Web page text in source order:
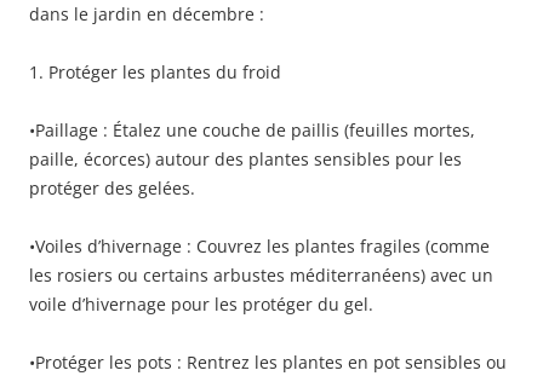
dans le jardin en décembre :
1. Protéger les plantes du froid
•Paillage : Étalez une couche de paillis (feuilles mortes,
paille, écorces) autour des plantes sensibles pour les
protéger des gelées.
•Voiles d’hivernage : Couvrez les plantes fragiles (comme
les rosiers ou certains arbustes méditerranéens) avec un
voile d’hivernage pour les protéger du gel.
•Protéger les pots : Rentrez les plantes en pot sensibles ou